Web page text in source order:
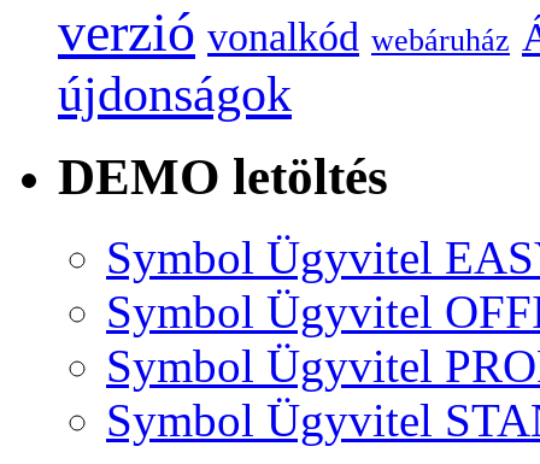
verzió vonalkód webáruház
újdonságok
DEMO letöltés
Symbol Ügyvitel
Symbol Ügyvitel
Symbol Ügyvitel
Symbol Ügyvitel